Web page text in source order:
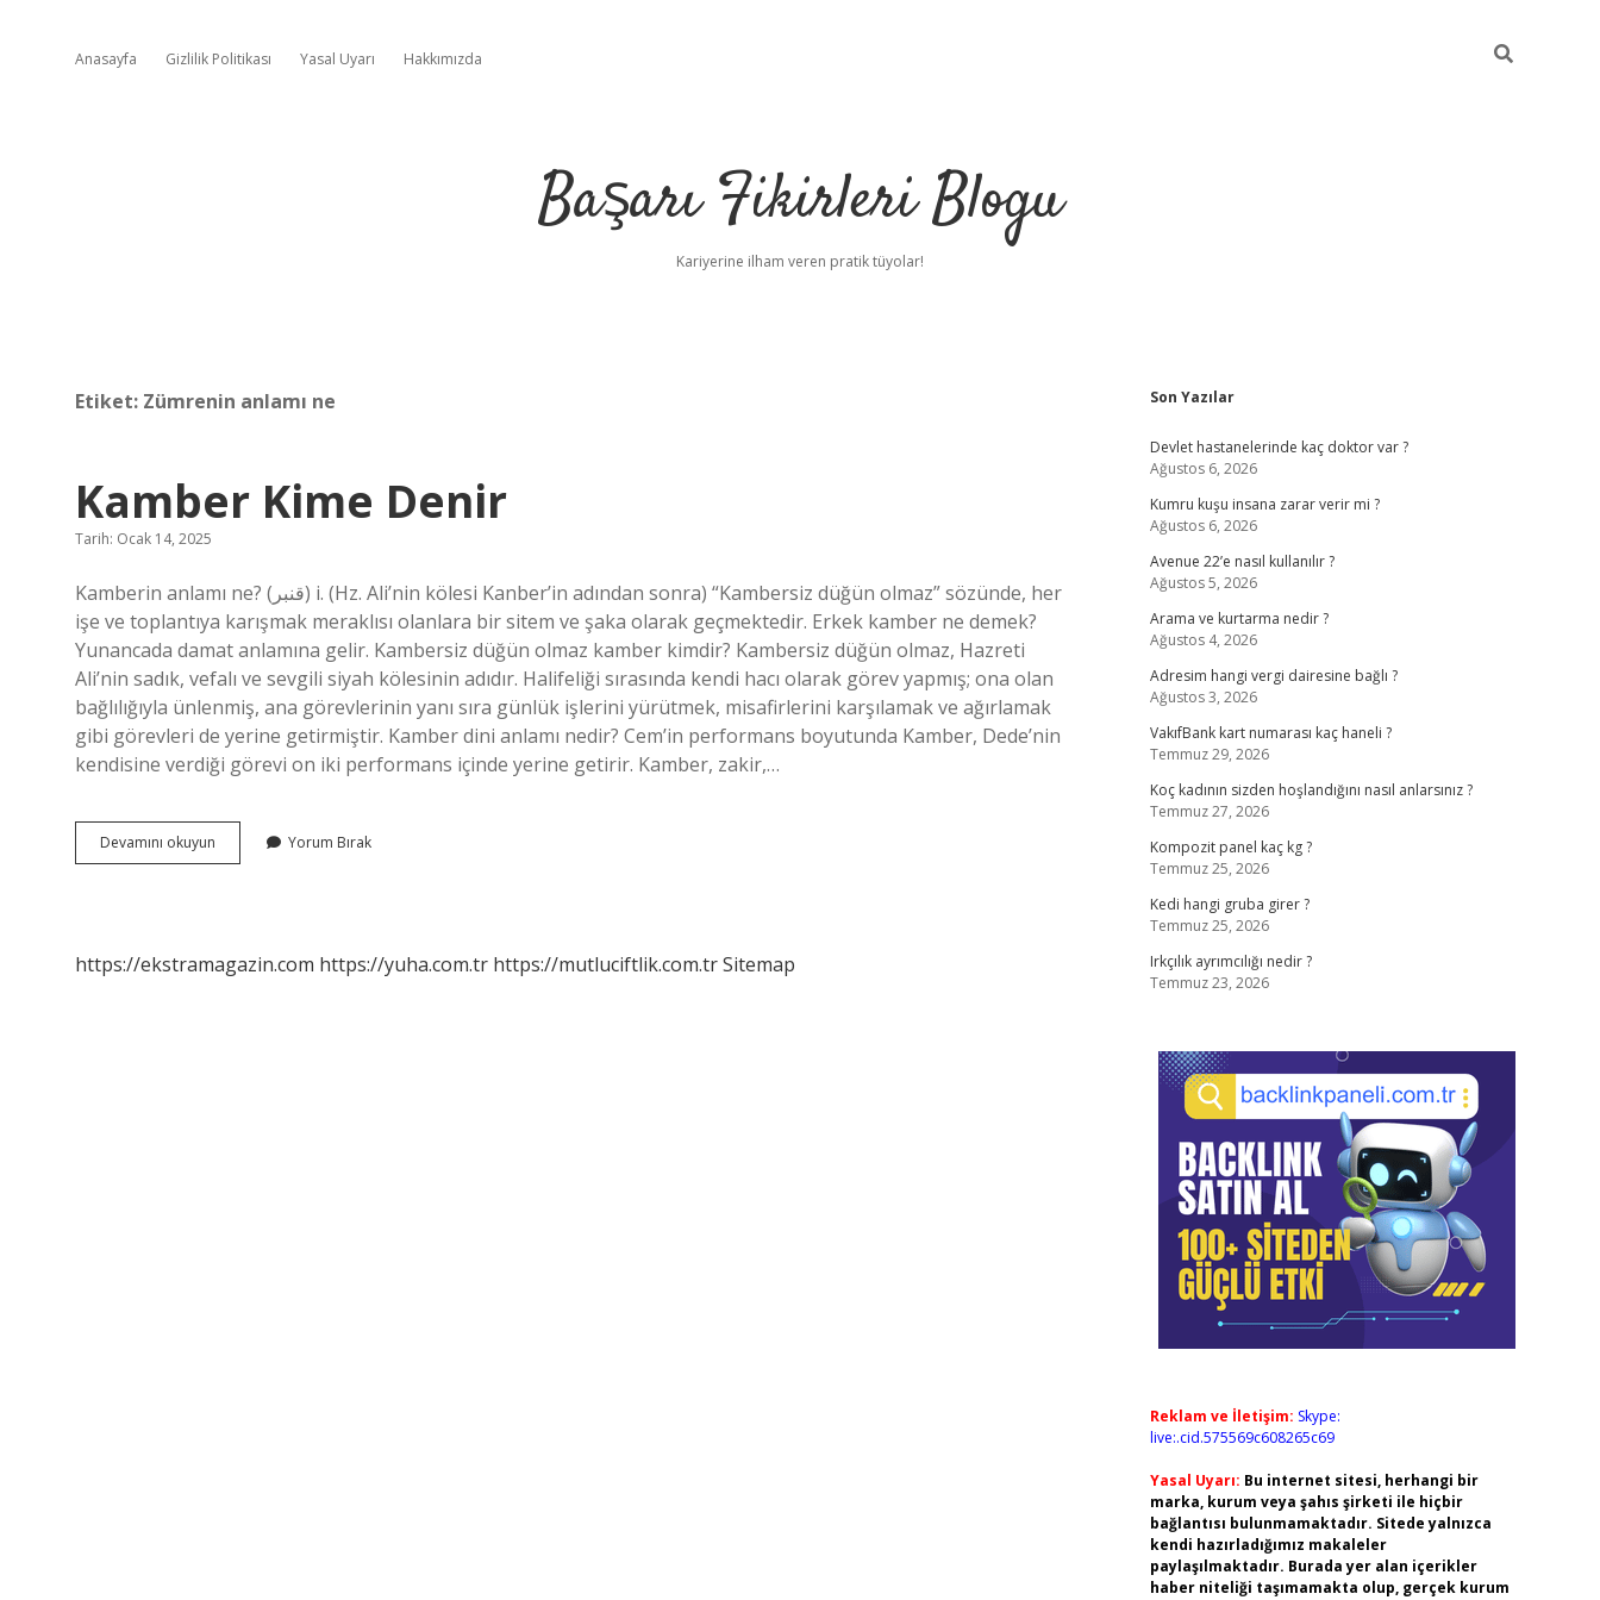
Anasayfa Gizlilik Politikası Yasal Uyarı Hakkımızda
Başarı Fikirleri Blogu
Kariyerine ilham veren pratik tüyolar!
Etiket: Zümrenin anlamı ne
Kamber Kime Denir
Tarih: Ocak 14, 2025
Kamberin anlamı ne? (ﻗﻨﺒﺮ) i. (Hz. Ali’nin kölesi Kanber’in adından sonra) “Kambersiz düğün olmaz” sözünde, her
işe ve toplantıya karışmak meraklısı olanlara bir sitem ve şaka olarak geçmektedir. Erkek kamber ne demek?
Yunancada damat anlamına gelir. Kambersiz düğün olmaz kamber kimdir? Kambersiz düğün olmaz, Hazreti
Ali’nin sadık, vefalı ve sevgili siyah kölesinin adıdır. Halifeliği sırasında kendi hacı olarak görev yapmış; ona olan
bağlılığıyla ünlenmiş, ana görevlerinin yanı sıra günlük işlerini yürütmek, misafirlerini karşılamak ve ağırlamak
gibi görevleri de yerine getirmiştir. Kamber dini anlamı nedir? Cem’in performans boyutunda Kamber, Dede’nin
kendisine verdiği görevi on iki performans içinde yerine getirir. Kamber, zakir,…
Devamını okuyun Kamber
Kime
Yorum Bırak
https://ekstramagazin.com https://yuha.com.tr https://mutluciftlik.com.trSitemap
Sidebar
Son Yazılar
Devlet hastanelerinde kaç doktor var ?
Ağustos 6, 2026
Kumru kuşu insana zarar verir mi ?
Ağustos 6, 2026
Avenue 22’e nasıl kullanılır ?
Ağustos 5, 2026
Arama ve kurtarma nedir ?
Ağustos 4, 2026
Adresim hangi vergi dairesine bağlı ?
Ağustos 3, 2026
VakıfBank kart numarası kaç haneli ?
Temmuz 29, 2026
Koç kadının sizden hoşlandığını nasıl anlarsınız ?
Temmuz 27, 2026
Kompozit panel kaç kg ?
Temmuz 25, 2026
Kedi hangi gruba girer ?
Temmuz 25, 2026
Irkçılık ayrımcılığı nedir ?
Temmuz 23, 2026
Reklam ve İletişim: Skype:
live:.cid.575569c608265c69
Yasal Uyarı: Bu internet sitesi, herhangi bir
marka, kurum veya şahıs şirketi ile hiçbir
bağlantısı bulunmamaktadır. Sitede yalnızca
kendi hazırladığımız makaleler
paylaşılmaktadır. Burada yer alan içerikler
haber niteliği taşımamakta olup, gerçek kurum